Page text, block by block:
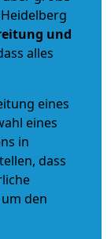
und
alles
eines
eines
in
dass
den